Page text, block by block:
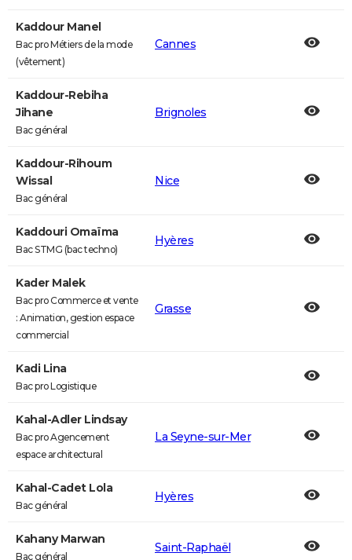
Kaddour Manel
Bac pro Métiers de la mode
(vêtement)
Cannes
Kaddour-Rebiha
Jihane
Bac général
Brignoles
Kaddour-Rihoum
Wissal
Bac général
Nice
Kaddouri Omaïma
Bac STMG (bac techno)
Hyères
Kader Malek
Bac pro Commerce et vente
: Animation, gestion espace
commercial
Grasse
Kadi Lina
Bac pro Logistique
Kahal-Adler Lindsay
Bac pro Agencement
espace architectural
La Seyne-sur-Mer
Kahal-Cadet Lola
Bac général
Hyères
Kahany Marwan
Bac général
Saint-Raphaël